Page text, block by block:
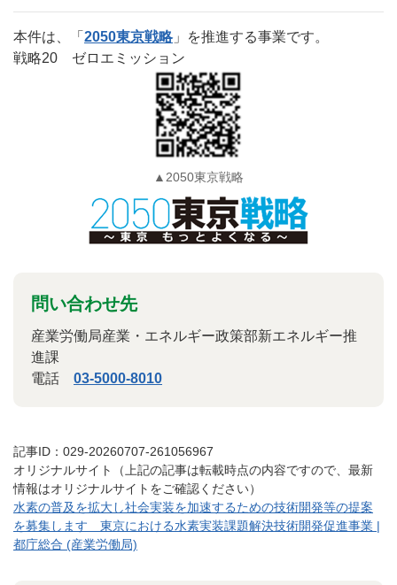
本件は、「 2050東京戦略」を推進する事業です。
戦略20 ゼロエミッション
▲2050東京戦略
問い合わせ先
産業労働局産業・エネルギー政策部新エネルギー推
進課
電話 03-5000-8010
記事ID：029-20260707-261056967
オリジナルサイト（上記の記事は転載時点の内容ですので、最新
情報はオリジナルサイトをご確認ください）
水素の普及を拡大し社会実装を加速するための技術開発等の提案
を募集します 東京における水素実装課題解決技術開発促進事業 |
都庁総合 (産業労働局)